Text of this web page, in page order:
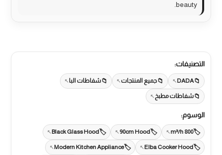
beauty.
التصنيفات:
DADA جميع المنتجات شفاطات البا
شفاطات مطبخ
الوسوم:
800 m³/h
90cm Hood
Black Glass Hood
Elba Cooker Hood
Modern Kitchen Appliance